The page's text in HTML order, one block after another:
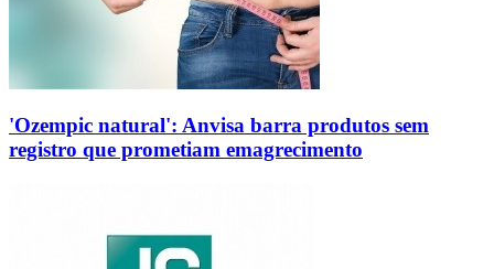
'Ozempic natural': Anvisa barra produtos sem
registro que prometiam emagrecimento